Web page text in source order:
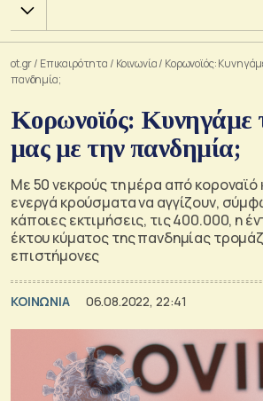
Χ.Α.
ot.gr/ Επικαιρότητα / Κοινωνία/ Kορωνοϊός:
πανδημία;
Kορωνοϊός: Κυνηγάμε
μας με την πανδημία;
Με 50 νεκρούς τη μέρα από κοροναϊό
ενεργά κρούσματα να αγγίζουν,
κάποιες εκτιμήσεις, τις 400.000, η
έκτου κύματος της πανδημίας
επιστήμονες
ΚΟΙΝΩΝΙΑ 06.08.2022, 22:41